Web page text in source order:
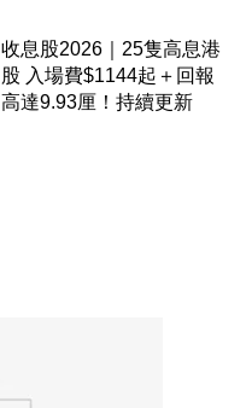
收息股2026｜25隻高息港
股 入場費$1144起＋回報
高達9.93厘！持續更新